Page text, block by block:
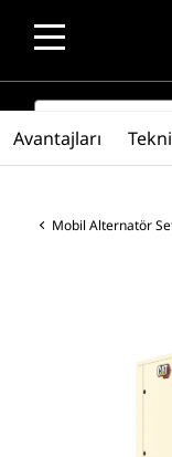
SEARCH
Mobil Alternatör
Avantajları